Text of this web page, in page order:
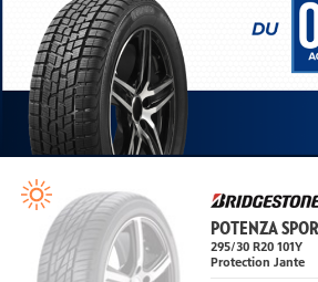
POTENZA SPORT
295/30 R20101Y